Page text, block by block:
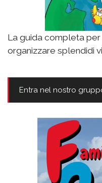
La guida completa
organizzare splendidi
Entra nel nostro